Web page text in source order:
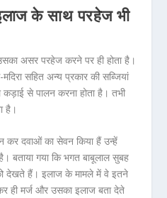
के साथ परहेज भी
असर परहेज करने पर ही होता है।
सहित अन्य प्रकार की सब्जियां
कड़ाई से पालन करना होता है। तभी
है।
कर दवाओं का सेवन किया हैं उन्हें
बताया गया कि भगत बाबूलाल सुबह
देखते हैं। इलाज के मामले में वे इतने
ही मर्ज और उसका इलाज बता देते